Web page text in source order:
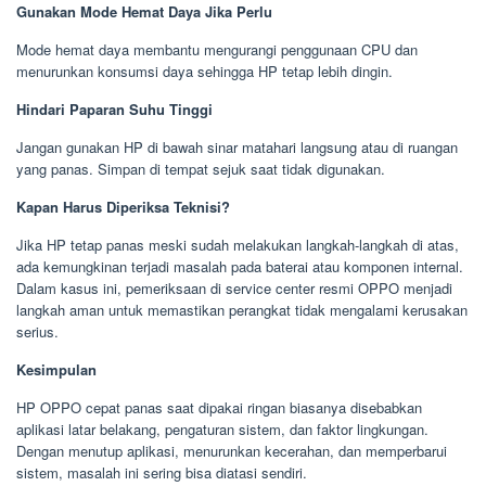
Gunakan Mode Hemat Daya Jika Perlu
Mode hemat daya membantu mengurangi penggunaan CPU dan
menurunkan konsumsi daya sehingga HP tetap lebih dingin.
Hindari Paparan Suhu Tinggi
Jangan gunakan HP di bawah sinar matahari langsung atau di ruangan
yang panas. Simpan di tempat sejuk saat tidak digunakan.
Kapan Harus Diperiksa Teknisi?
Jika HP tetap panas meski sudah melakukan langkah-langkah di atas,
ada kemungkinan terjadi masalah pada baterai atau komponen internal.
Dalam kasus ini, pemeriksaan di service center resmi OPPO menjadi
langkah aman untuk memastikan perangkat tidak mengalami kerusakan
serius.
Kesimpulan
HP OPPO cepat panas saat dipakai ringan biasanya disebabkan
aplikasi latar belakang, pengaturan sistem, dan faktor lingkungan.
Dengan menutup aplikasi, menurunkan kecerahan, dan memperbarui
sistem, masalah ini sering bisa diatasi sendiri.